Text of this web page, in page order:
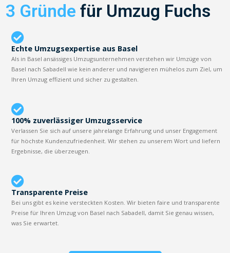
3 Gründe für Umzug Fuchs
Echte Umzugsexpertise aus Basel
Als in Basel ansässiges Umzugsunternehmen verstehen wir Umzüge von
Basel nach Sabadell wie kein anderer und navigieren mühelos zum Ziel, um
Ihren Umzug effizient und sicher zu gestalten.
100% zuverlässiger Umzugsservice
Verlassen Sie sich auf unsere jahrelange Erfahrung und unser Engagement
für höchste Kundenzufriedenheit. Wir stehen zu unserem Wort und liefern
Ergebnisse, die überzeugen.
Transparente Preise
Bei uns gibt es keine versteckten Kosten. Wir bieten faire und transparente
Preise für Ihren Umzug von Basel nach Sabadell, damit Sie genau wissen,
was Sie erwartet.